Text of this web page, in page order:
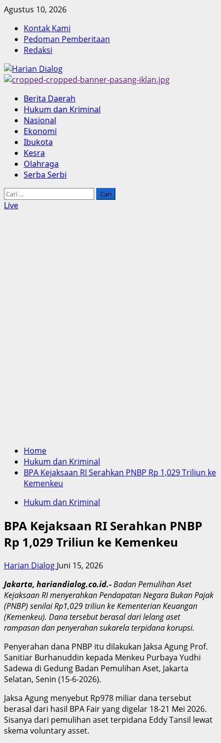
Skip
content
Agustus 10, 2026
Kontak Kami
Pedoman Pemberitaan
Redaksi
Primary
Menu
Berita Daerah
Hukum dan Kriminal
Nasional
Ekonomi
Ibukota
Kesra
Olahraga
Serba Serbi
Cari
untuk:
Live
Home
Hukum dan Kriminal
BPA Kejaksaan RI Serahkan PNBP Rp 1,029 Triliun ke
Kemenkeu
Hukum dan Kriminal
BPA Kejaksaan RI Serahkan PNBP
Rp 1,029 Triliun ke Kemenkeu
Harian Dialog Juni 15, 2026
Jakarta, hariandialog.co.id.-Badan Pemulihan Aset
Kejaksaan RI menyerahkan Pendapatan Negara Bukan Pajak
(PNBP) senilai Rp1,029 triliun ke Kementerian Keuangan
(Kemenkeu). Dana tersebut berasal dari lelang aset
rampasan dan penyerahan sukarela terpidana korupsi.
Penyerahan dana PNBP itu dilakukan Jaksa Agung Prof.
Sanitiar Burhanuddin kepada Menkeu Purbaya Yudhi
Sadewa di Gedung Badan Pemulihan Aset, Jakarta
Selatan, Senin (15-6-2026).
Jaksa Agung menyebut Rp978 miliar dana tersebut
berasal dari hasil BPA Fair yang digelar 18-21 Mei 2026.
Sisanya dari pemulihan aset terpidana Eddy Tansil lewat
skema voluntary asset.